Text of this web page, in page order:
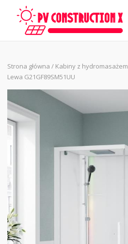
Strona główna / Kabiny z hydromasażem
Lewa G21GF89SM51UU